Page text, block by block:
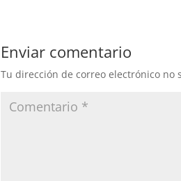
Enviar comentario
Tu dirección de correo electrónico no